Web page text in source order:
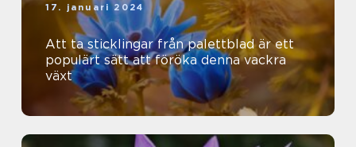
17. januari 2024
Att ta sticklingar från palettblad är ett
populärt sätt att föröka denna vackra
växt